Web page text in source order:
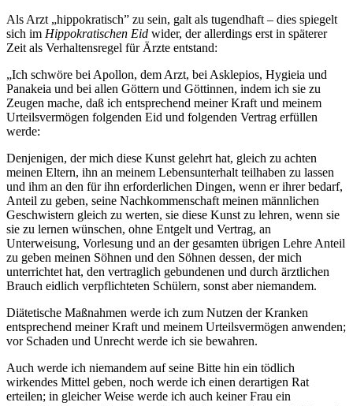
Als Arzt „hippokratisch” zu sein, galt als tugendhaft – dies spiegelt
sich im Hippokratischen Eid wider, der allerdings erst in späterer
Zeit als Verhaltensregel für Ärzte entstand:
„Ich schwöre bei Apollon, dem Arzt, bei Asklepios, Hygieia und
Panakeia und bei allen Göttern und Göttinnen, indem ich sie zu
Zeugen mache, daß ich entsprechend meiner Kraft und meinem
Urteilsvermögen folgenden Eid und folgenden Vertrag erfüllen
werde:
Denjenigen, der mich diese Kunst gelehrt hat, gleich zu achten
meinen Eltern, ihn an meinem Lebensunterhalt teilhaben zu lassen
und ihm an den für ihn erforderlichen Dingen, wenn er ihrer bedarf,
Anteil zu geben, seine Nachkommenschaft meinen männlichen
Geschwistern gleich zu werten, sie diese Kunst zu lehren, wenn sie
sie zu lernen wünschen, ohne Entgelt und Vertrag, an
Unterweisung, Vorlesung und an der gesamten übrigen Lehre Anteil
zu geben meinen Söhnen und den Söhnen dessen, der mich
unterrichtet hat, den vertraglich gebundenen und durch ärztlichen
Brauch eidlich verpflichteten Schülern, sonst aber niemandem.
Diätetische Maßnahmen werde ich zum Nutzen der Kranken
entsprechend meiner Kraft und meinem Urteilsvermögen anwenden;
vor Schaden und Unrecht werde ich sie bewahren.
Auch werde ich niemandem auf seine Bitte hin ein tödlich
wirkendes Mittel geben, noch werde ich einen derartigen Rat
erteilen; in gleicher Weise werde ich auch keiner Frau ein